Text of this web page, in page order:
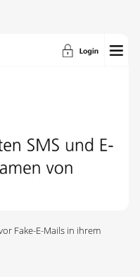
Fake-E-Mails in ihrem